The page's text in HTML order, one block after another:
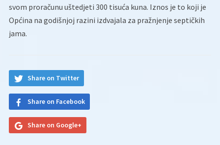
svom proračunu uštedjeti 300 tisuća kuna. Iznos je to koji je
Općina na godišnjoj razini izdvajala za pražnjenje septičkih
jama.
Share on Twitter
Share on Facebook
Share on Google+